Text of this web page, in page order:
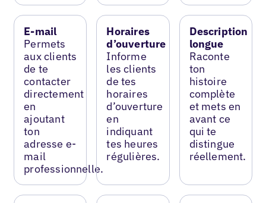
E-mail
Permets
aux clients
de te
contacter
directement
en
ajoutant
ton
adresse e-
mail
professionnelle.
Horaires
d’ouverture
Informe
les clients
de tes
horaires
d’ouverture
en
indiquant
tes heures
régulières.
Description
longue
Raconte
ton
histoire
complète
et mets en
avant ce
qui te
distingue
réellement.